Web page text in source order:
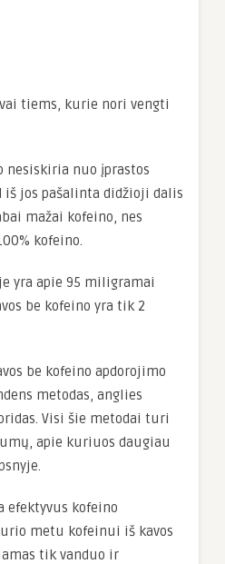
tiems, kurie nori vengti
nesiskiria nuo įprastos
iš jos pašalinta didžioji dalis
mažai kofeino, nes
kofeino.
yra apie 95 miligramai
be kofeino yra tik 2
be kofeino apdorojimo
metodas, anglies
Visi šie metodai turi
apie kuriuos daugiau
efektyvus kofeino
metu kofeinui iš kavos
tik vanduo ir